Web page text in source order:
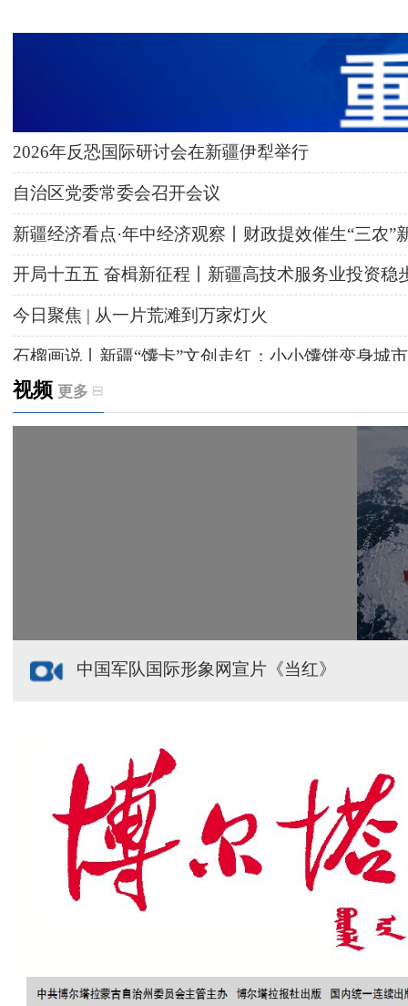
2026年反恐国际研讨会在新疆伊犁举行
自治区党委常委会召开会议
新疆经济看点·年中经济观察丨财政提效催生“三农”
开局十五五 奋楫新征程丨新疆高技术服务业投资稳
今日聚焦 | 从一片荒滩到万家灯火
石榴画说丨新疆“馕卡”文创走红：小小馕饼变身城
天山观察丨暑期AI研学热，孩子们究竟学到什么
视频 更多
中国军队国际形象网宣片《当红》